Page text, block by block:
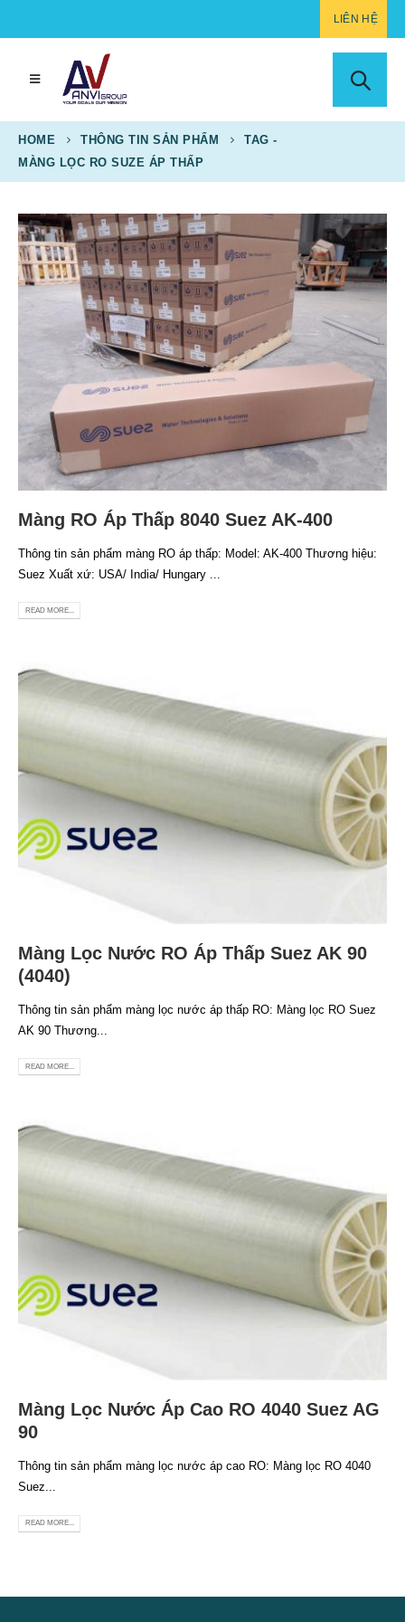
LIÊN HỆ
HOME THÔNG TIN SẢN PHẨM
TAG -
MÀNG LỌC RO SUZE ÁP THẤP
Màng RO Áp Thấp 8040 Suez AK-400
Thông tin sản phẩm màng RO áp thấp: Model: AK-400 Thương hiệu:
Suez Xuất xứ: USA/ India/ Hungary ...
READ MORE...
Màng Lọc Nước RO Áp Thấp Suez AK 90
(4040)
Thông tin sản phẩm màng lọc nước áp thấp RO: Màng lọc RO Suez
AK 90 Thương...
READ MORE...
Màng Lọc Nước Áp Cao RO 4040 Suez AG
90
Thông tin sản phẩm màng lọc nước áp cao RO: Màng lọc RO 4040
Suez...
READ MORE...